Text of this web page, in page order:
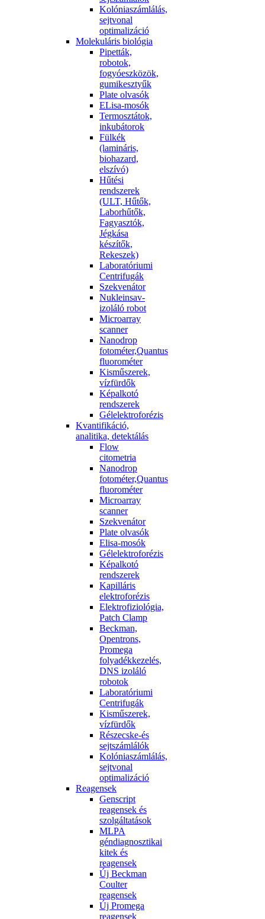
Kolóniaszámlálás,
sejtvonal
optimalizáció
Molekuláris biológia
Pipetták,
robotok,
fogyóeszközök,
gumikesztyűk
Plate olvasók
ELisa-mosók
Termosztátok,
inkubátorok
Fülkék
(lamináris,
biohazard,
elszívó)
Hűtési
rendszerek
(ULT, Hűtők,
Laborhűtők,
Fagyasztók,
Jégkása
készítők,
Rekeszek)
Laboratóriumi
Centrifugák
Szekvenátor
Nukleinsav-
izoláló robot
Microarray
scanner
Nanodrop
fotométer,Quantus
fluorométer
Kisműszerek,
vízfürdők
Képalkotó
rendszerek
Gélelektroforézis
Kvantifikáció,
analitika, detektálás
Flow
citometria
Nanodrop
fotométer,Quantus
fluorométer
Microarray
scanner
Szekvenátor
Plate olvasók
Elisa-mosók
Gélelektroforézis
Képalkotó
rendszerek
Kapilláris
elektroforézis
Elektrofiziológia,
Patch Clamp
Beckman,
Opentrons,
Promega
folyadékkezelés,
DNS izoláló
robotok
Laboratóriumi
Centrifugák
Kisműszerek,
vízfürdők
Részecske-és
sejtszámlálók
Kolóniaszámlálás,
sejtvonal
optimalizáció
Reagensek
Genscript
reagensek és
szolgáltatások
MLPA
géndiagnosztikai
kitek és
reagensek
Új Beckman
Coulter
reagensek
Új Promega
reagensek